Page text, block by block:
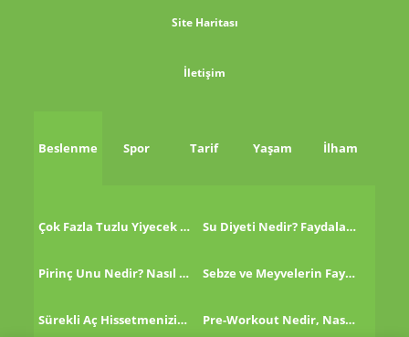
Site Haritası
İletişim
Beslenme Spor Tarif Yaşam İlham
Çok Fazla Tuzlu Yiyecek Tükettikten Sonra Ne Yapmalı? Su Diyeti Nedir? Faydaları Nelerdir?
Pirinç Unu Nedir? Nasıl Tüketilir? Sebze ve Meyvelerin Faydaları!
Sürekli Aç Hissetmenizin 8 Nedeni! Pre-Workout Nedir, Nasıl Kullanılır?